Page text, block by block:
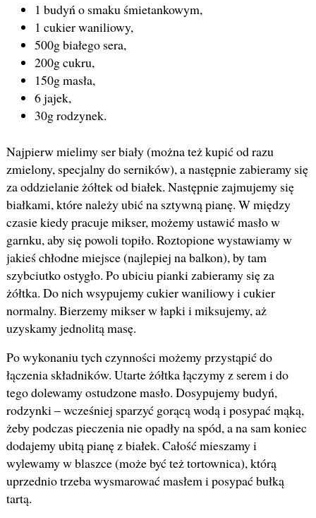
1 budyń o smaku śmietankowym,
1 cukier waniliowy,
500g białego sera,
200g cukru,
150g masła,
6 jajek,
30g rodzynek.
Najpierw mielimy ser biały (można też kupić od razu
zmielony, specjalny do serników), a następnie zabieramy się
za oddzielanie żółtek od białek. Następnie zajmujemy się
białkami, które należy ubić na sztywną pianę. W między
czasie kiedy pracuje mikser, możemy ustawić masło w
garnku, aby się powoli topiło. Roztopione wystawiamy w
jakieś chłodne miejsce (najlepiej na balkon), by tam
szybciutko ostygło. Po ubiciu pianki zabieramy się za
żółtka. Do nich wsypujemy cukier waniliowy i cukier
normalny. Bierzemy mikser w łapki i miksujemy, aż
uzyskamy jednolitą masę.
Po wykonaniu tych czynności możemy przystąpić do
łączenia składników. Utarte żółtka łączymy z serem i do
tego dolewamy ostudzone masło. Dosypujemy budyń,
rodzynki – wcześniej sparzyć gorącą wodą i posypać mąką,
żeby podczas pieczenia nie opadły na spód, a na sam koniec
dodajemy ubitą pianę z białek. Całość mieszamy i
wylewamy w blaszce (może być też tortownica), którą
uprzednio trzeba wysmarować masłem i posypać bułką
tartą.